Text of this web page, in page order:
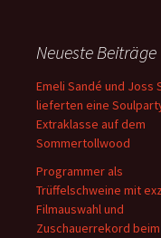
Neueste Beiträge
Emeli Sandé und Joss
lieferten eine
Extraklasse auf dem
Sommertollwood
Programmer als
Trüffelschweine mit
Filmauswahl und
Zuschauerrekord beim